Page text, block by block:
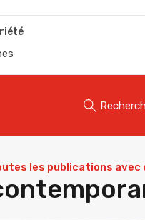
les publications avec